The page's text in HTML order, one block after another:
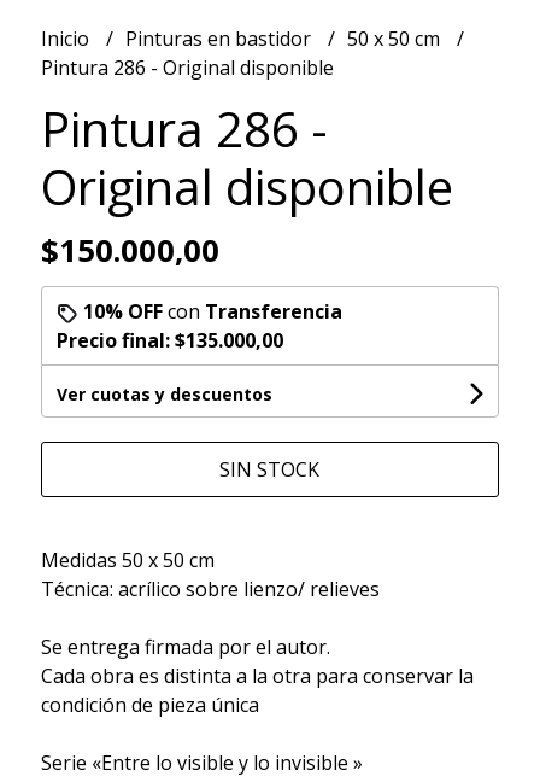
Inicio Pinturas en bastidor
50 x 50 cm
Pintura 286 - Original disponible
Pintura 286 -
Original disponible
$150.000,00
10% OFFcon Transferencia
Precio final:$135.000,00
Ver cuotas y descuentos
SIN STOCK
Medidas 50 x 50 cm
Técnica: acrílico sobre lienzo/ relieves
Se entrega firmada por el autor.
Cada obra es distinta a la otra para conservar la
condición de pieza única
Serie «Entre lo visible y lo invisible »